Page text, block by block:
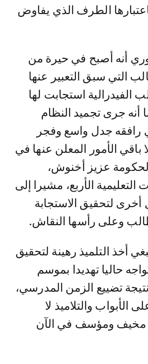
الطرف الذي يفاوض
أنه أصبح في حيرة من
التي سبق التعبير عنها
الفيدرالية استجابت لها
أنه جرى تجميد النظام
رافقه جدل واسع وفجر
باقي الأمور المعلن عنها في
عزيز أخنوش،
التعليمية الأربع، مشيرا إلى
لتحقيق الاستجابة
وعلى رأسها النقاش.
أخذ التلميذ رهينة لتحقيق
حاليا تهديدا بموسم
تضييع الزمن المدرسي،
الأبواب والتلاميذ لا
مخيف ومؤسف في الآن